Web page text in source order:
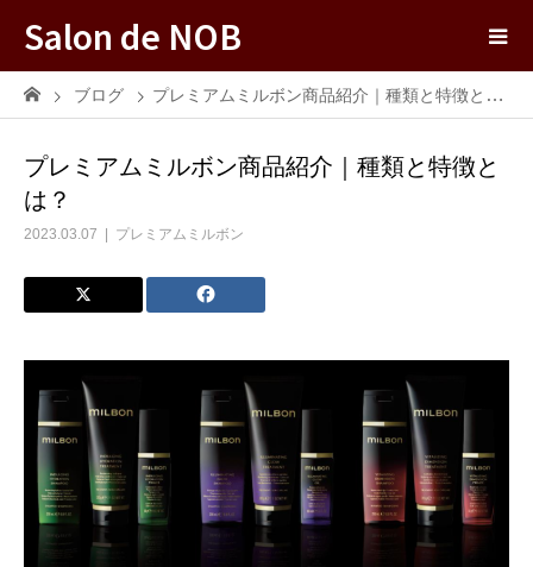
Salon de NOB
ブログ プレミアムミルボン商品紹介｜種類と特徴とは？
プレミアムミルボン商品紹介｜種類と特徴と
は？
2023.03.07 プレミアムミルボン